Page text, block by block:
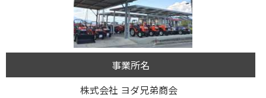
事業所名
株式会社 ヨダ兄弟商会